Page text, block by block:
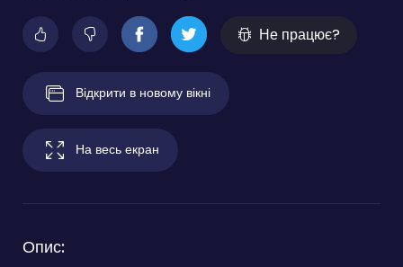
Не працює?
Відкрити в новому вікні
На весь екран
Опис: